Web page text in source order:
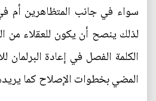
سواء في جانب المتظاهرين أم
لذلك ينصح أن يكون للعقلاء من
الكلمة الفصل في إعادة
المضي بخطوات الإصلاح كما